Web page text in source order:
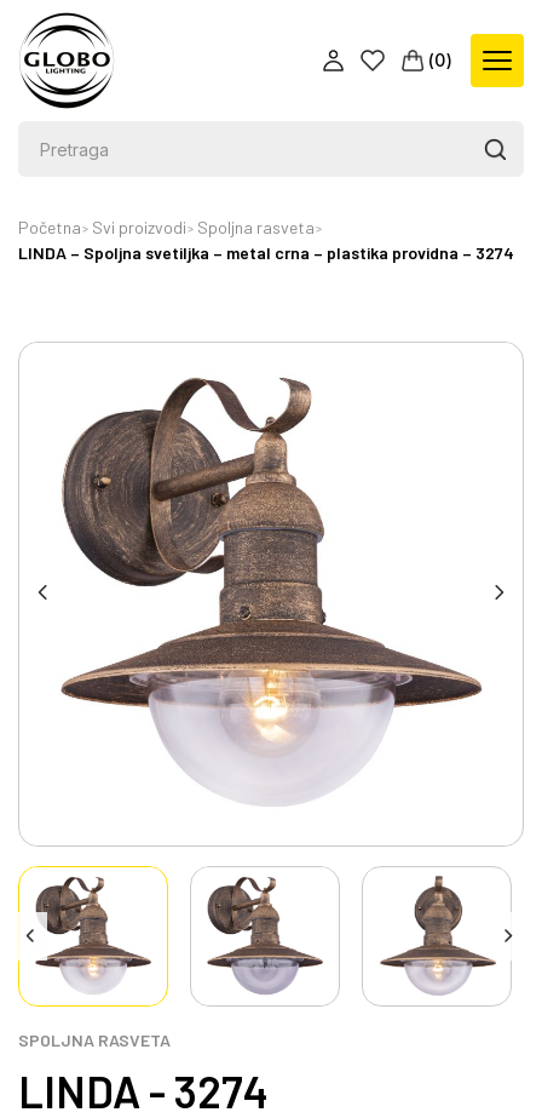
(0)
Početna Svi proizvodi
Spoljna rasveta
LINDA – Spoljna svetiljka – metal crna – plastika providna – 3274
SPOLJNA RASVETA
LINDA - 3274